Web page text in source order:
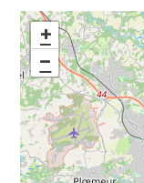
+
−